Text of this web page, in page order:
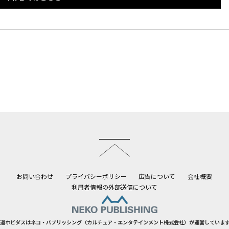
お問い合わせ プライバシーポリシー 広告について
会社概要
利用者情報の外部送信について
ホビダスはネコ・パブリッシング（カルチュア・エンタテインメント株式会社）が運営していま